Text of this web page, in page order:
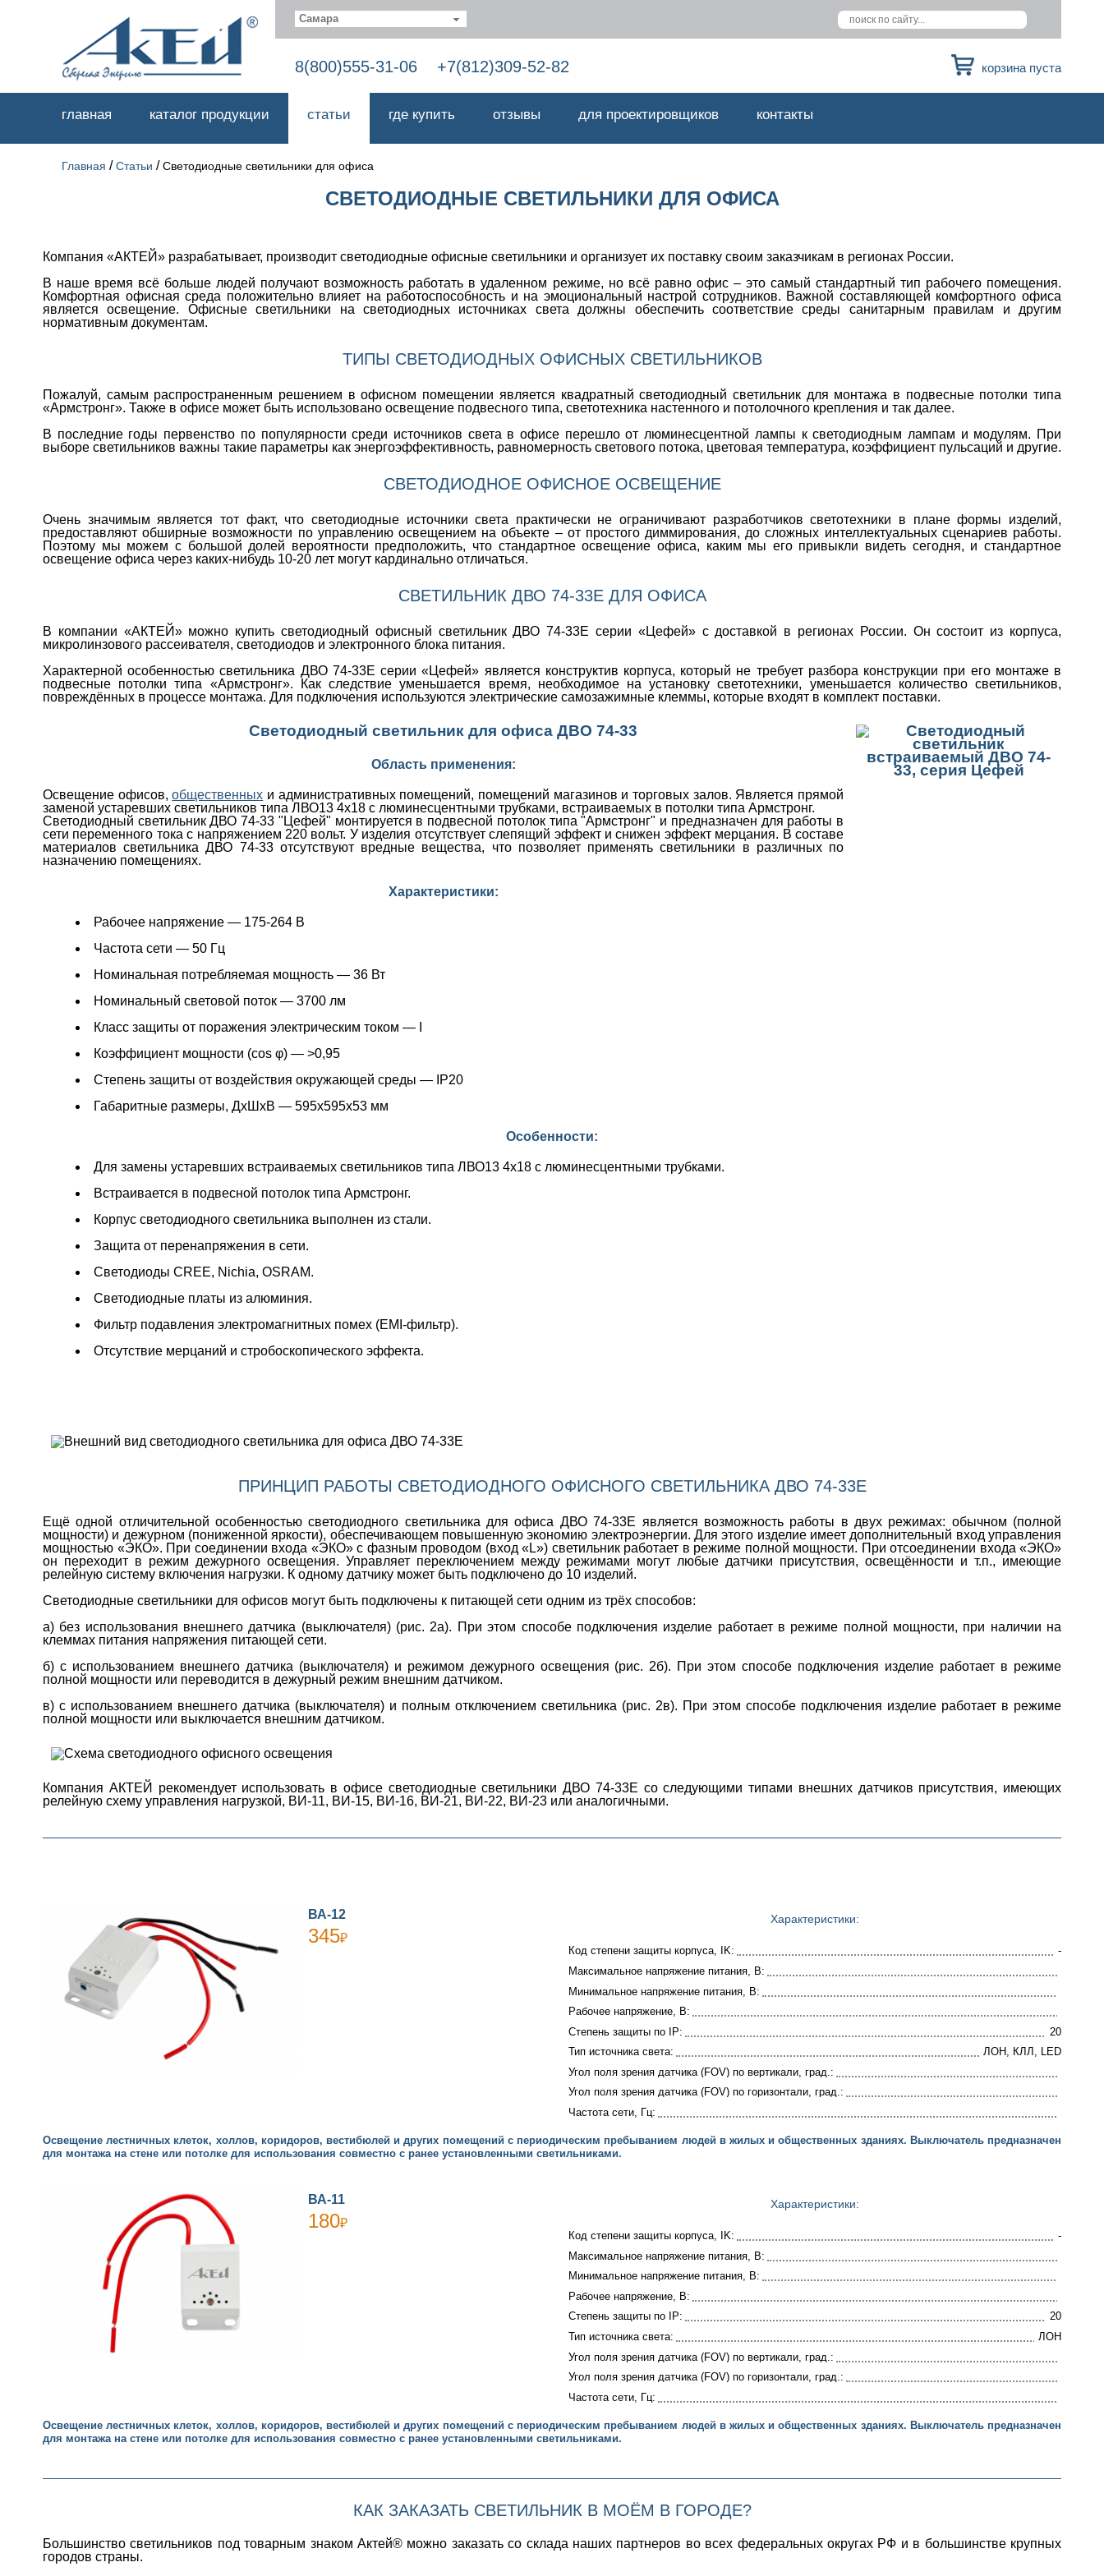
Самара
8(800)555-31-06 +7(812)309-52-82 корзина пуста
главная каталог продукции статьи где купить отзывы для проектировщиков контакты
Главная /Статьи /Светодиодные светильники для офиса
СВЕТОДИОДНЫЕ СВЕТИЛЬНИКИ ДЛЯ ОФИСА
Компания «АКТЕЙ» разрабатывает, производит светодиодные офисные светильники и организует их поставку своим заказчикам в регионах России.
В наше время всё больше людей получают возможность работать в удаленном режиме, но всё равно офис – это самый стандартный тип рабочего помещения.
Комфортная офисная среда положительно влияет на работоспособность и на эмоциональный настрой сотрудников. Важной составляющей комфортного офиса
является освещение. Офисные светильники на светодиодных источниках света должны обеспечить соответствие среды санитарным правилам и другим
нормативным документам.
ТИПЫ СВЕТОДИОДНЫХ ОФИСНЫХ СВЕТИЛЬНИКОВ
Пожалуй, самым распространенным решением в офисном помещении является квадратный светодиодный светильник для монтажа в подвесные потолки типа
«Армстронг». Также в офисе может быть использовано освещение подвесного типа, светотехника настенного и потолочного крепления и так далее.
В последние годы первенство по популярности среди источников света в офисе перешло от люминесцентной лампы к светодиодным лампам и модулям. При
выборе светильников важны такие параметры как энергоэффективность, равномерность светового потока, цветовая температура, коэффициент пульсаций и другие.
СВЕТОДИОДНОЕ ОФИСНОЕ ОСВЕЩЕНИЕ
Очень значимым является тот факт, что светодиодные источники света практически не ограничивают разработчиков светотехники в плане формы изделий,
предоставляют обширные возможности по управлению освещением на объекте – от простого диммирования, до сложных интеллектуальных сценариев работы.
Поэтому мы можем с большой долей вероятности предположить, что стандартное освещение офиса, каким мы его привыкли видеть сегодня, и стандартное
освещение офиса через каких-нибудь 10-20 лет могут кардинально отличаться.
СВЕТИЛЬНИК ДВО 74-33Е ДЛЯ ОФИСА
В компании «АКТЕЙ» можно купить светодиодный офисный светильник ДВО 74-33Е серии «Цефей» с доставкой в регионах России. Он состоит из корпуса,
микролинзового рассеивателя, светодиодов и электронного блока питания.
Характерной особенностью светильника ДВО 74-33Е серии «Цефей» является конструктив корпуса, который не требует разбора конструкции при его монтаже в
подвесные потолки типа «Армстронг». Как следствие уменьшается время, необходимое на установку светотехники, уменьшается количество светильников,
повреждённых в процессе монтажа. Для подключения используются электрические самозажимные клеммы, которые входят в комплект поставки.
Светодиодный светильник для офиса ДВО 74-33
Область применения:
Освещение офисов,общественных и административных помещений, помещений магазинов и торговых залов. Является прямой
заменой устаревших светильников типа ЛВО13 4х18 с люминесцентными трубками, встраиваемых в потолки типа Армстронг.
Светодиодный светильник ДВО 74-33 "Цефей" монтируется в подвесной потолок типа "Армстронг" и предназначен для работы в
сети переменного тока с напряжением 220 вольт. У изделия отсутствует слепящий эффект и снижен эффект мерцания. В составе
материалов светильника ДВО 74-33 отсутствуют вредные вещества, что позволяет применять светильники в различных по
назначению помещениях.
Характеристики:
Рабочее напряжение — 175-264 В
Частота сети — 50 Гц
Номинальная потребляемая мощность — 36 Вт
Номинальный световой поток — 3700 лм
Класс защиты от поражения электрическим током — I
Коэффициент мощности (cos φ) — >0,95
Степень защиты от воздействия окружающей среды — IP20
Габаритные размеры, ДxШxВ — 595x595x53 мм
Особенности:
Для замены устаревших встраиваемых светильников типа ЛВО13 4х18 с люминесцентными трубками.
Встраивается в подвесной потолок типа Армстронг.
Корпус светодиодного светильника выполнен из стали.
Защита от перенапряжения в сети.
Светодиоды CREE, Nichia, OSRAM.
Светодиодные платы из алюминия.
Фильтр подавления электромагнитных помех (EMI-фильтр).
Отсутствие мерцаний и стробоскопического эффекта.
ПРИНЦИП РАБОТЫ СВЕТОДИОДНОГО ОФИСНОГО СВЕТИЛЬНИКА ДВО 74-33Е
Ещё одной отличительной особенностью светодиодного светильника для офиса ДВО 74-33Е является возможность работы в двух режимах: обычном (полной
мощности) и дежурном (пониженной яркости), обеспечивающем повышенную экономию электроэнергии. Для этого изделие имеет дополнительный вход управления
мощностью «ЭКО». При соединении входа «ЭКО» с фазным проводом (вход «L») светильник работает в режиме полной мощности. При отсоединении входа «ЭКО»
он переходит в режим дежурного освещения. Управляет переключением между режимами могут любые датчики присутствия, освещённости и т.п., имеющие
релейную систему включения нагрузки. К одному датчику может быть подключено до 10 изделий.
Светодиодные светильники для офисов могут быть подключены к питающей сети одним из трёх способов:
а) без использования внешнего датчика (выключателя) (рис. 2а). При этом способе подключения изделие работает в режиме полной мощности, при наличии на
клеммах питания напряжения питающей сети.
б) с использованием внешнего датчика (выключателя) и режимом дежурного освещения (рис. 2б). При этом способе подключения изделие работает в режиме
полной мощности или переводится в дежурный режим внешним датчиком.
в) с использованием внешнего датчика (выключателя) и полным отключением светильника (рис. 2в). При этом способе подключения изделие работает в режиме
полной мощности или выключается внешним датчиком.
Компания АКТЕЙ рекомендует использовать в офисе светодиодные светильники ДВО 74-33Е со следующими типами внешних датчиков присутствия, имеющих
релейную схему управления нагрузкой, ВИ-11, ВИ-15, ВИ-16, ВИ-21, ВИ-22, ВИ-23 или аналогичными.
ВА-12
345₽
Характеристики:
Код степени защиты корпуса, IK:
-
Максимальное напряжение питания, В:
Минимальное напряжение питания, В:
Рабочее напряжение, В:
Степень защиты по IP:
20
Тип источника света:
ЛОН, КЛЛ, LED
Угол поля зрения датчика (FOV) по вертикали, град.:
Угол поля зрения датчика (FOV) по горизонтали, град.:
Частота сети, Гц:
Освещение лестничных клеток, холлов, коридоров, вестибюлей и других помещений с периодическим пребыванием людей в жилых и общественных зданиях. Выключатель предназначен
для монтажа на стене или потолке для использования совместно с ранее установленными светильниками.
ВА-11
180₽
Характеристики:
Код степени защиты корпуса, IK:
-
Максимальное напряжение питания, В:
Минимальное напряжение питания, В:
Рабочее напряжение, В:
Степень защиты по IP:
20
Тип источника света:
ЛОН
Угол поля зрения датчика (FOV) по вертикали, град.:
Угол поля зрения датчика (FOV) по горизонтали, град.:
Частота сети, Гц:
Освещение лестничных клеток, холлов, коридоров, вестибюлей и других помещений с периодическим пребыванием людей в жилых и общественных зданиях. Выключатель предназначен
для монтажа на стене или потолке для использования совместно с ранее установленными светильниками.
КАК ЗАКАЗАТЬ СВЕТИЛЬНИК В МОЁМ В ГОРОДЕ?
Большинство светильников под товарным знаком Актей® можно заказать со склада наших партнеров во всех федеральных округах РФ и в большинстве крупных
городов страны.